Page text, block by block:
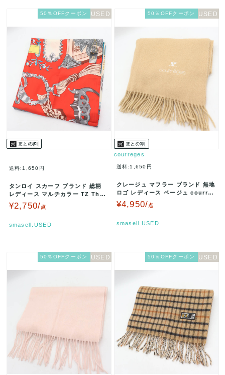
50％OFFクーポン
送料:1,650円
タンロイ スカーフ ブランド 総柄
レディース マルチカラー TZ Than
gloi 【中古】
¥2,750/点
smasell.USED
50％OFFクーポン
courreges
送料:1,650円
クレージュ マフラー ブランド 無地
ロゴ レディース ベージュ courreg
es 【中古】
¥4,950/点
smasell.USED
50％OFFクーポン 50％OFFクーポン